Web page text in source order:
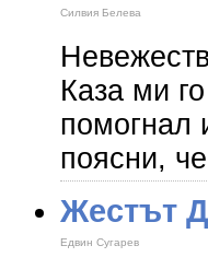
Силвия Белева
Каза ми
помогнал
поясни,
Жестът
Едвин Сугарев